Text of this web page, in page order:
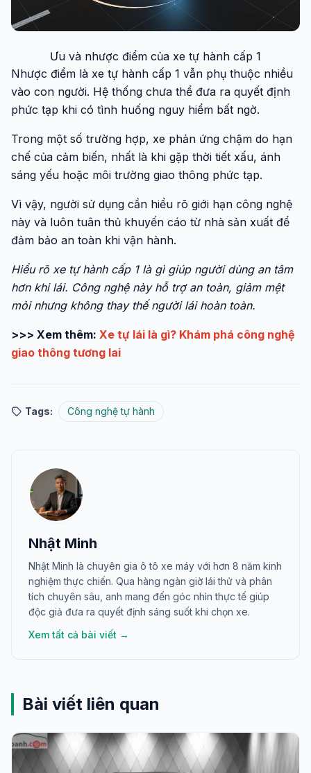
Ưu và nhược điểm của xe tự hành cấp 1
Nhược điểm là xe tự hành cấp 1 vẫn phụ thuộc nhiều
vào con người. Hệ thống chưa thể đưa ra quyết định
phức tạp khi có tình huống nguy hiểm bất ngờ.
Trong một số trường hợp, xe phản ứng chậm do hạn
chế của cảm biến, nhất là khi gặp thời tiết xấu, ánh
sáng yếu hoặc môi trường giao thông phức tạp.
Vì vậy, người sử dụng cần hiểu rõ giới hạn công nghệ
này và luôn tuân thủ khuyến cáo từ nhà sản xuất để
đảm bảo an toàn khi vận hành.
Hiểu rõ xe tự hành cấp 1 là gì giúp người dùng an tâm
hơn khi lái. Công nghệ này hỗ trợ an toàn, giảm mệt
mỏi nhưng không thay thế người lái hoàn toàn.
>>> Xem thêm: Xe tự lái là gì? Khám phá công nghệ
giao thông tương lai
Tags: Công nghệ tự hành
Nhật Minh
Nhật Minh là chuyên gia ô tô xe máy với hơn 8 năm kinh
nghiệm thực chiến. Qua hàng ngàn giờ lái thử và phân
tích chuyên sâu, anh mang đến góc nhìn thực tế giúp
độc giả đưa ra quyết định sáng suốt khi chọn xe.
Xem tất cả bài viết →
Bài viết liên quan